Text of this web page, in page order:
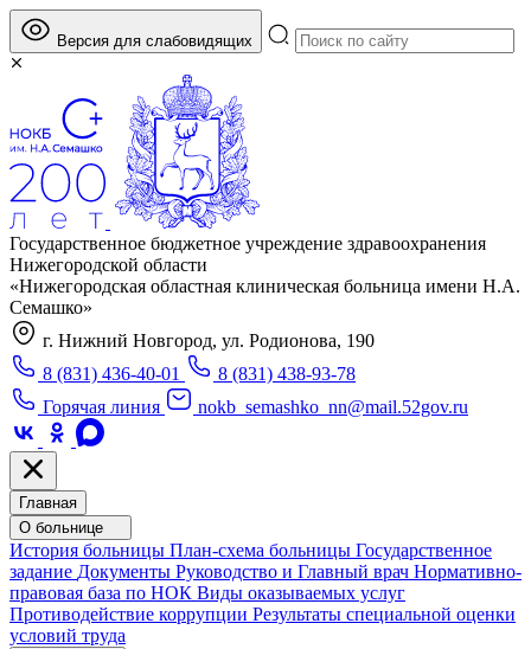
Версия для слабовидящих
Государственное бюджетное учреждение здравоохранения
Нижегородской области
«Нижегородская областная клиническая больница имени Н.А.
Семашко»
г. Нижний Новгород, ул. Родионова, 190
8 (831) 436-40-01
8 (831) 438-93-78
Горячая линия
nokb_semashko_nn@mail.52gov.ru
Главная
О больнице
История больницы План-схема больницы Государственное
задание Документы Руководство и Главный врач Нормативно-
правовая база по НОК Виды оказываемых услуг
Противодействие коррупции Результаты специальной оценки
условий труда